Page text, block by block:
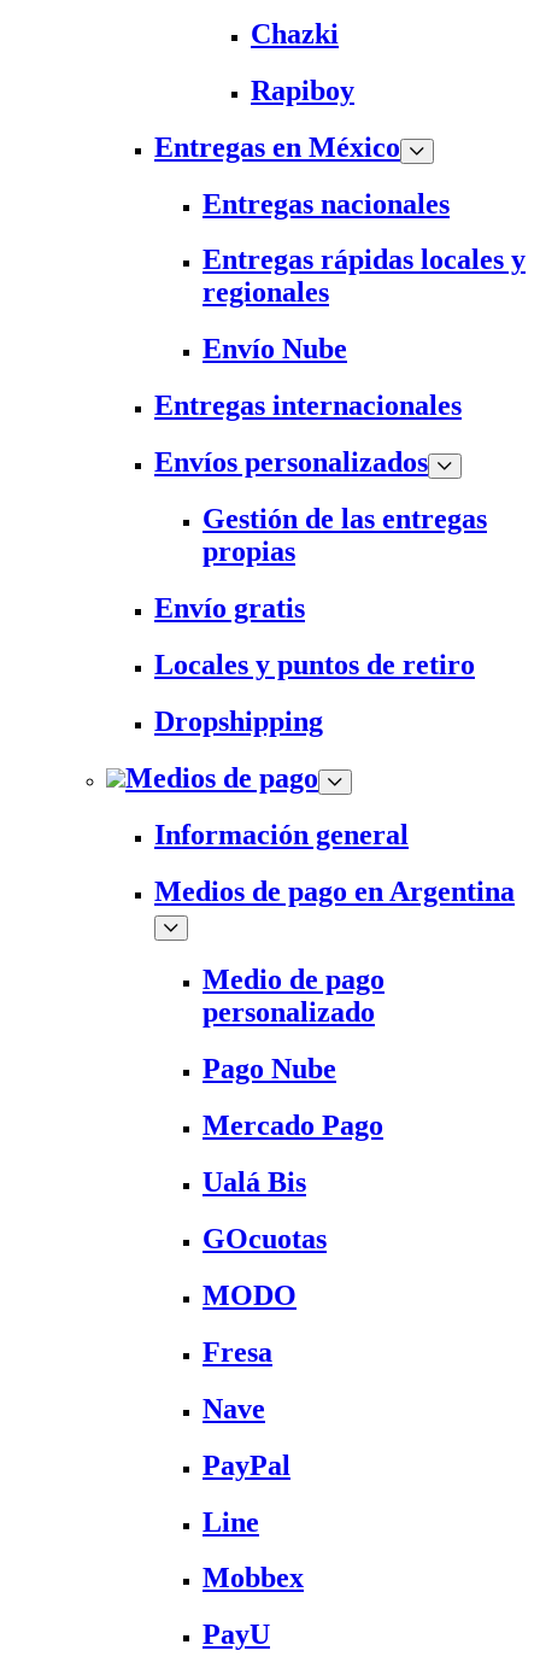
Chazki
Rapiboy
Entregas en México
Entregas nacionales
Entregas rápidas locales y
regionales
Envío Nube
Entregas internacionales
Envíos personalizados
Gestión de las entregas
propias
Envío gratis
Locales y puntos de retiro
Dropshipping
Medios de pago
Información general
Medios de pago en Argentina
Medio de pago
personalizado
Pago Nube
Mercado Pago
Ualá Bis
GOcuotas
MODO
Fresa
Nave
PayPal
Line
Mobbex
PayU